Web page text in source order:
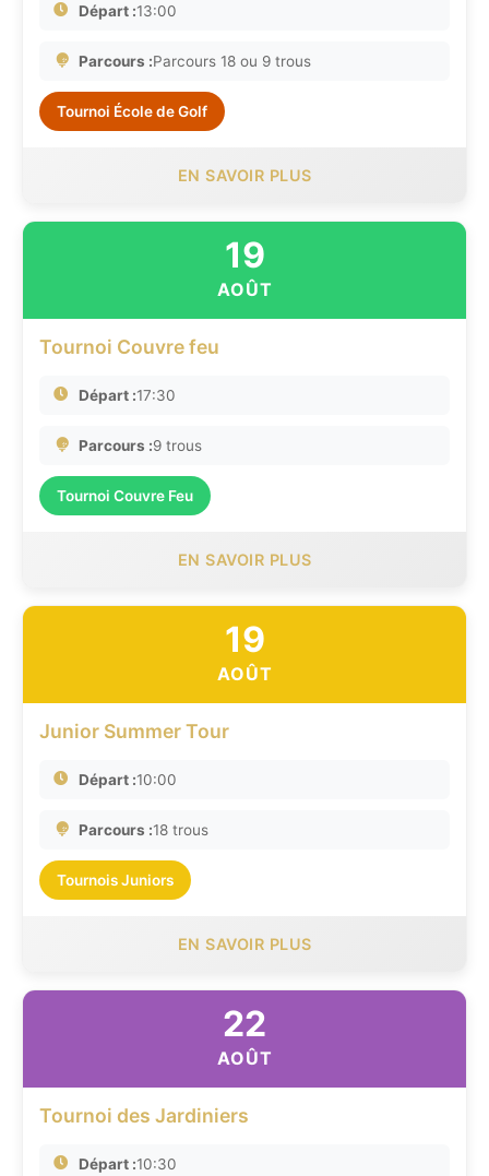
Départ :13:00
Parcours :Parcours 18 ou 9 trous
Tournoi École de Golf
EN SAVOIR PLUS
19
AOÛT
Tournoi Couvre feu
Départ :17:30
Parcours :9 trous
Tournoi Couvre Feu
EN SAVOIR PLUS
19
AOÛT
Junior Summer Tour
Départ :10:00
Parcours :18 trous
Tournois Juniors
EN SAVOIR PLUS
22
AOÛT
Tournoi des Jardiniers
Départ :10:30